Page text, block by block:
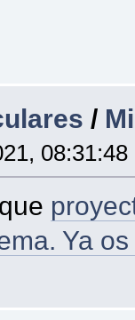
/
08:31:48
Ya